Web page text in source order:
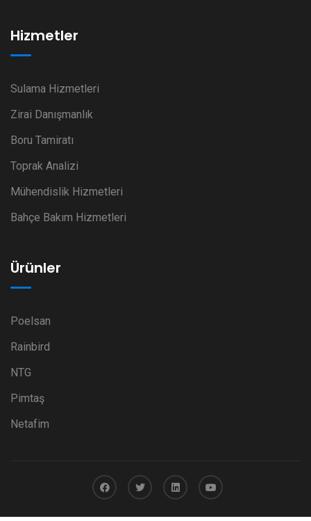
Hizmetler
Sulama Hizmetleri
Zirai Danışmanlık
Boru Tamiratı
Toprak Analizi
Mühendislik Hizmetleri
Bahçe Bakım Hizmetleri
Ürünler
Poelsan
Rainbird
NTG
Pimtaş
Netafim